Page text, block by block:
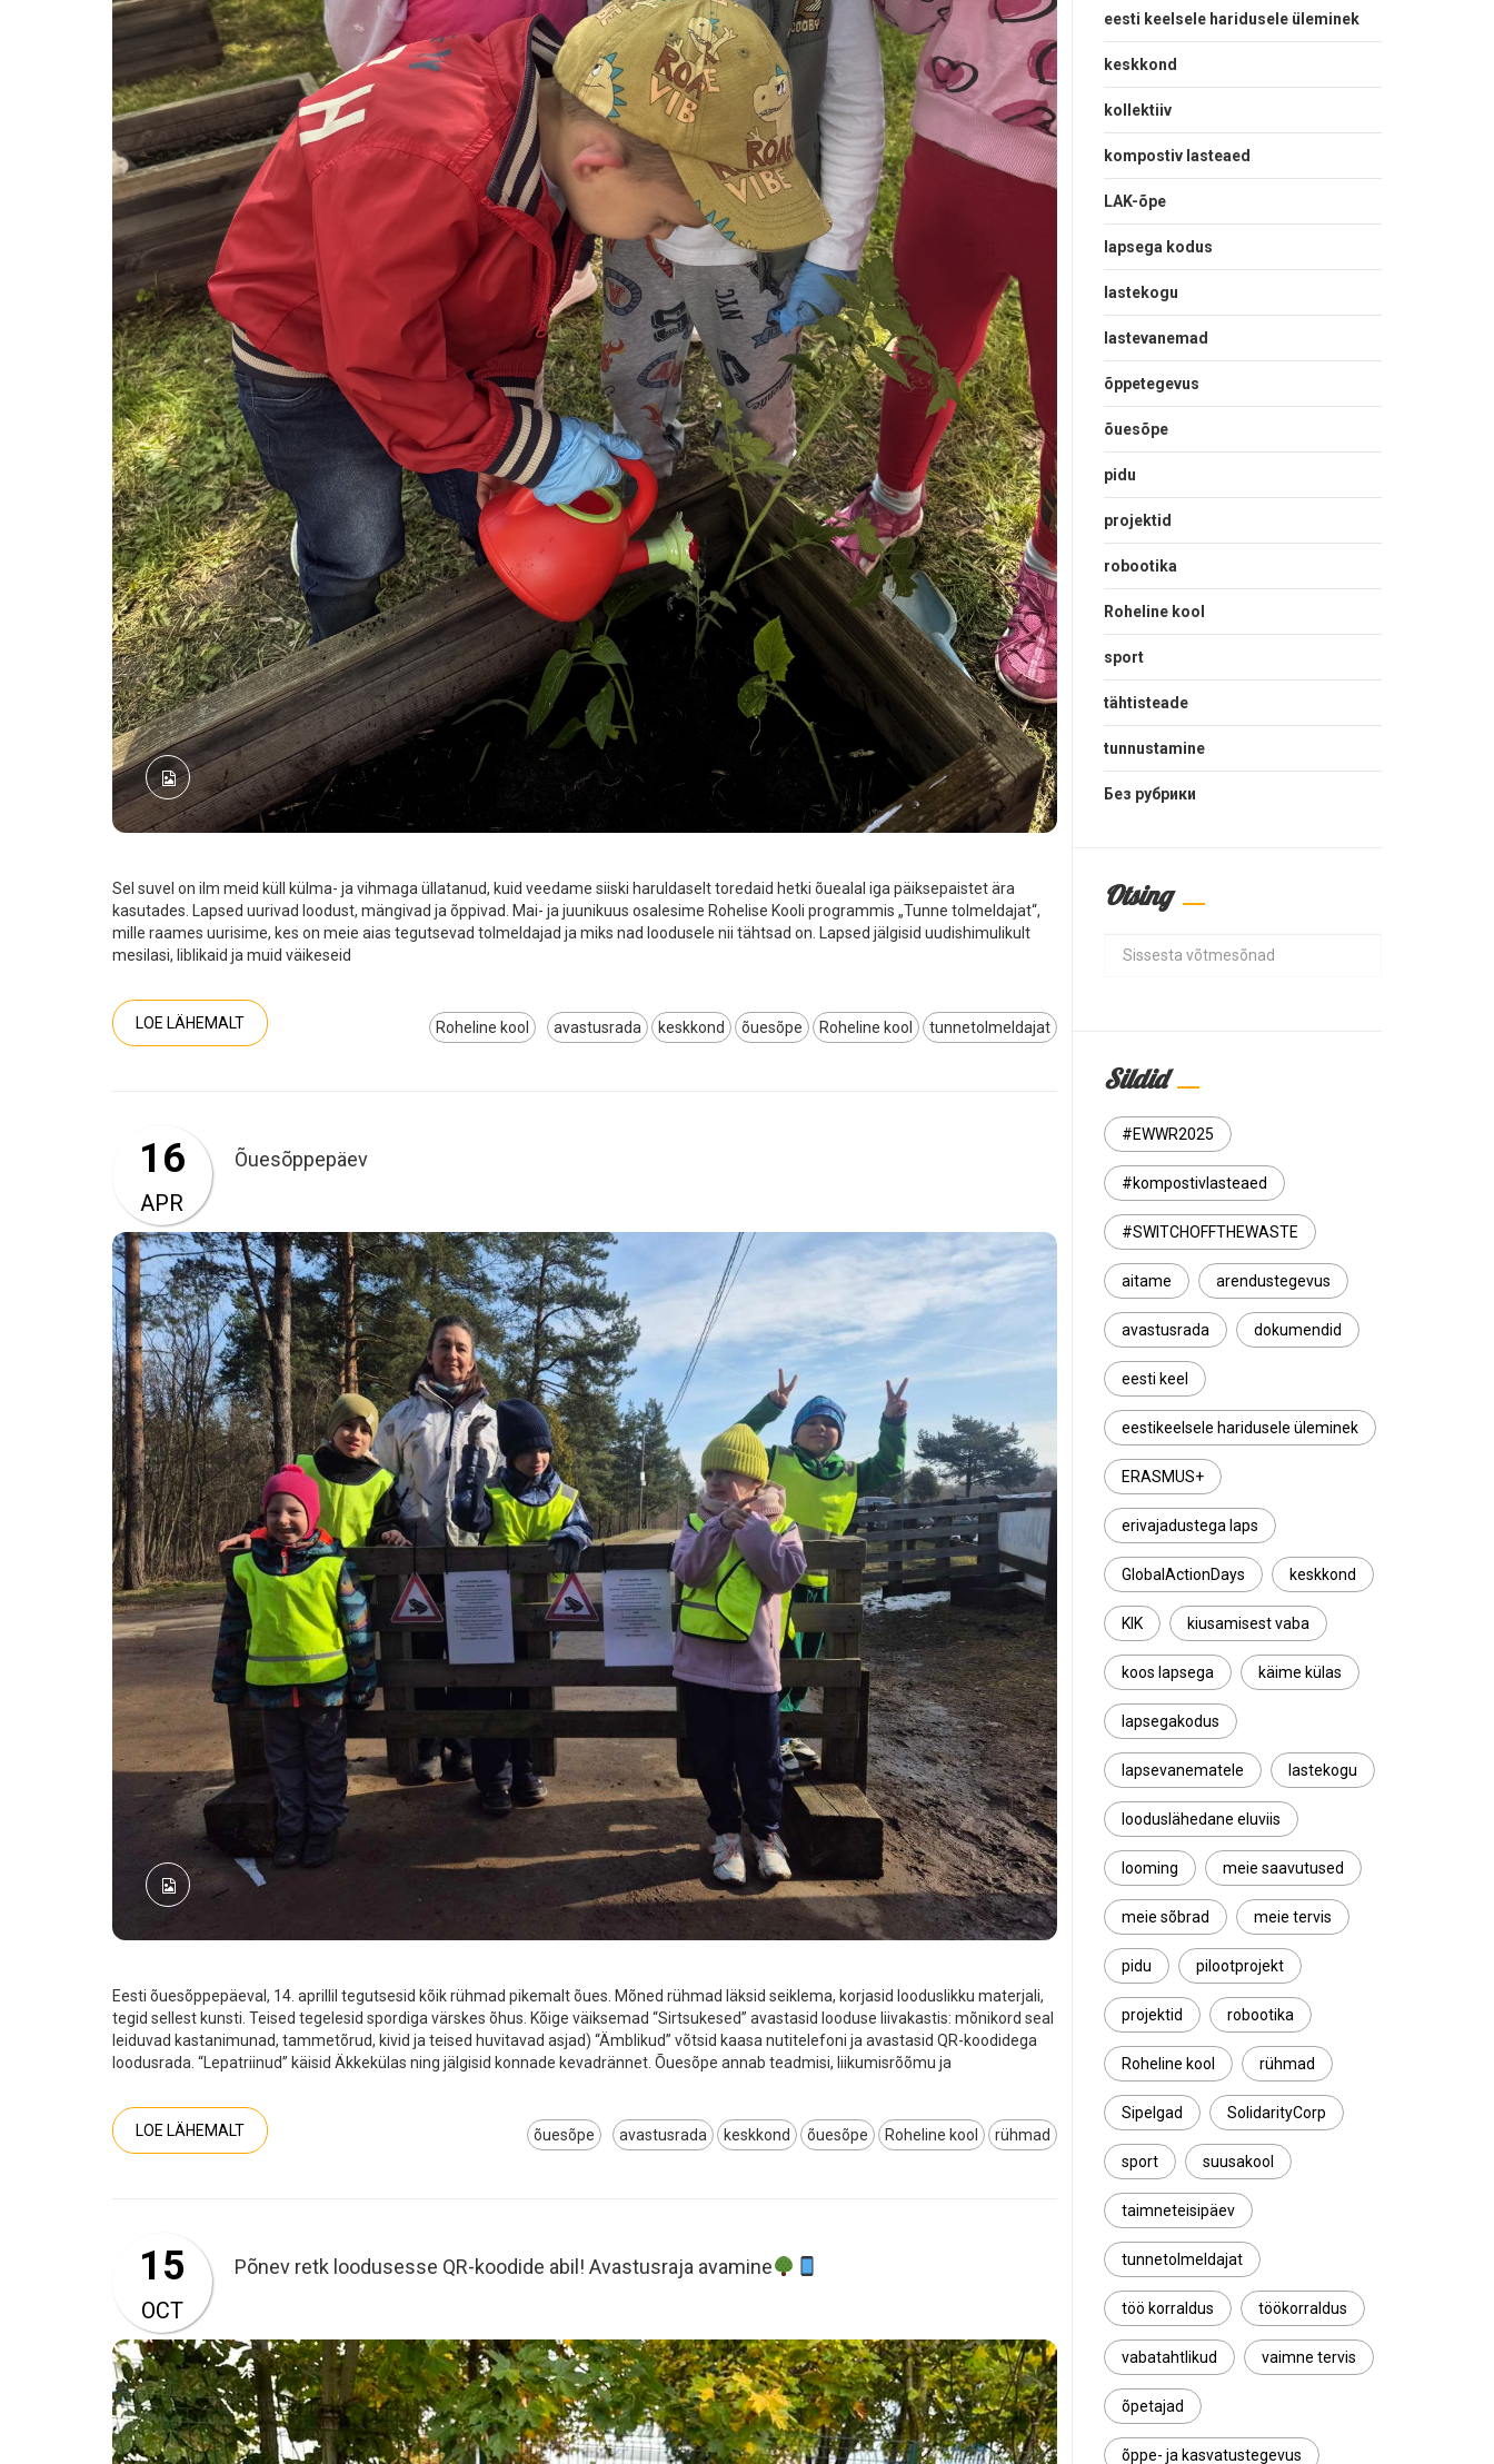
Sel suvel on ilm meid küll külma- ja vihmaga üllatanud, kuid veedame siiski haruldaselt toredaid hetki õuealal iga päiksepaistet ära
kasutades. Lapsed uurivad loodust, mängivad ja õppivad. Mai- ja juunikuus osalesime Rohelise Kooli programmis „Tunne tolmeldajat“,
mille raames uurisime, kes on meie aias tegutsevad tolmeldajad ja miks nad loodusele nii tähtsad on. Lapsed jälgisid uudishimulikult
mesilasi, liblikaid ja muid väikeseid
LOE LÄHEMALT Roheline kool avastusrada keskkond õuesõpe Roheline kool tunnetolmeldajat
Õuesõppepäev
16
APR
Eesti õuesõppepäeval, 14. aprillil tegutsesid kõik rühmad pikemalt õues. Mõned rühmad läksid seiklema, korjasid looduslikku materjali,
tegid sellest kunsti. Teised tegelesid spordiga värskes õhus. Kõige väiksemad “Sirtsukesed” avastasid looduse liivakastis: mõnikord seal
leiduvad kastanimunad, tammetõrud, kivid ja teised huvitavad asjad) “Ämblikud” võtsid kaasa nutitelefoni ja avastasid QR-koodidega
loodusrada. “Lepatriinud” käisid Äkkekülas ning jälgisid konnade kevadrännet. Õuesõpe annab teadmisi, liikumisrõõmu ja
LOE LÄHEMALT õuesõpe avastusrada keskkond õuesõpe Roheline kool rühmad
Põnev retk loodusesse QR-koodide abil! Avastusraja avamine
15
OCT
eesti keelsele haridusele üleminek
keskkond
kollektiiv
kompostiv lasteaed
LAK-õpe
lapsega kodus
lastekogu
lastevanemad
õppetegevus
õuesõpe
pidu
projektid
robootika
Roheline kool
sport
tähtisteade
tunnustamine
Без рубрики
Otsing
Sildid
#EWWR2025
#kompostivlasteaed
#SWITCHOFFTHEWASTE
aitame arendustegevus
avastusrada dokumendid
eesti keel
eestikeelsele haridusele üleminek
ERASMUS+
erivajadustega laps
GlobalActionDays keskkond
KIK kiusamisest vaba
koos lapsega käime külas
lapsegakodus
lapsevanematele lastekogu
looduslähedane eluviis
looming meie saavutused
meie sõbrad meie tervis
pidu pilootprojekt
projektid robootika
Roheline kool rühmad
Sipelgad SolidarityCorp
sport suusakool
taimneteisipäev
tunnetolmeldajat
töö korraldus töökorraldus
vabatahtlikud vaimne tervis
õpetajad
õppe- ja kasvatustegevus